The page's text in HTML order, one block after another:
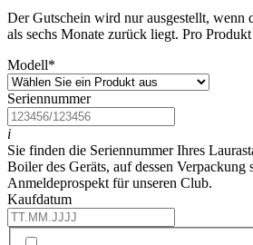
Der Gutschein wird nur ausgestellt, wenn
als sechs Monate zurück liegt. Pro
Modell*
Seriennummer
i
Sie finden die Seriennummer Ihres
Boiler des Geräts, auf dessen Verpackung
Anmeldeprospekt für unseren Club.
Kaufdatum